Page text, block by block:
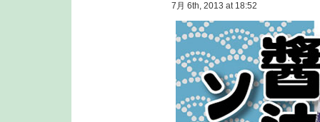
7月 6th, 2013 at 18:52